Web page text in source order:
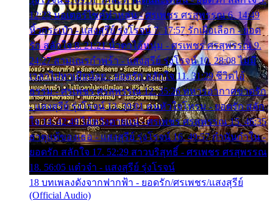
12:23 มอเตอร์ไซค์ทำหล่น - ศรเพชร ศรสุพรรณ 6. 14:49
หิ้วกระเป๋า - แสงสุรีย์ รุ่งโรจน์ 7. 17:57 รักเผื่อเลือก - ยอด
รัก สลักใจ 8. 21:21 น้ำตาไอ้หนุ่ม - ศรเพชร ศรสุพรรณ 9.
24:27 สามเณรกำพร้า - แสงสุรีย์ รุ่งโรจน์ 10. 28:08 ไม่มี
เวลาไปหาเมียน้อย - ยอดรัก สลักใจ 11. 31:29 ชีวิตไอ้
ธรรม - ศรเพชร ศรสุพรรณ 12. 35:26 ทหารอากาศขาดรัก
- แสงสุรีย์ รุ่งโรจน์ 13. 39:01 คนหัวใจโทรม - ยอดรัก สลัก
ใจ 14. 42:49 ไอ้หวังตายแน่ - ศรเพชร ศรสุพรรณ 15. 46:35
ธาตุแท้ของเธอ - แสงสุรีย์ รุ่งโรจน์ 16. 49:57 กำนันกำใน -
ยอดรัก สลักใจ 17. 52:29 สาวบริสุทธิ์ - ศรเพชร ศรสุพรรณ
18. 56:05 แต๋วจ๋า - แสงสุรีย์ รุ่งโรจน์
18 บทเพลงดังจากฟากฟ้า - ยอดรัก/ศรเพชร/แสงสุรีย์
(Official Audio)